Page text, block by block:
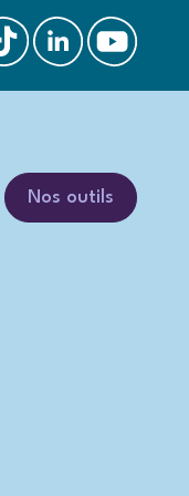
Nos outils